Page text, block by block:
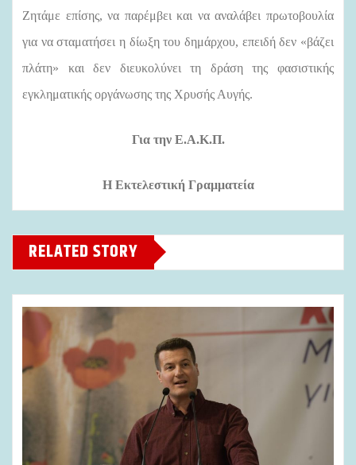
Ζητάμε επίσης, να παρέμβει και να αναλάβει πρωτοβουλία
για να σταματήσει η δίωξη του δημάρχου, επειδή δεν «βάζει
πλάτη» και δεν διευκολύνει τη δράση της φασιστικής
εγκληματικής οργάνωσης της Χρυσής Αυγής.
Για την Ε.Α.Κ.Π.
Η Εκτελεστική Γραμματεία
RELATED STORY